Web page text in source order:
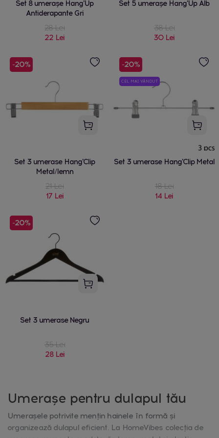
Set 8 umerașe Hang'Up
Antiderapante Gri
28 Lei
22 Lei
Set 5 umerașe Hang'Up Alb
38 Lei
30 Lei
-20%
Set 3 umerase Hang'Clip
Metal/lemn
21 Lei
17 Lei
-20%
CEL MAI VÂNDUT
Set 3 umerase Hang'Clip Metal
18 Lei
14 Lei
-20%
Set 3 umerase Negru
35 Lei
28 Lei
Umerașe pentru dulapul tău
Umerașele potrivite mențin hainele în formă și
organizează dulapul eficient. La HomeVibes colecția de